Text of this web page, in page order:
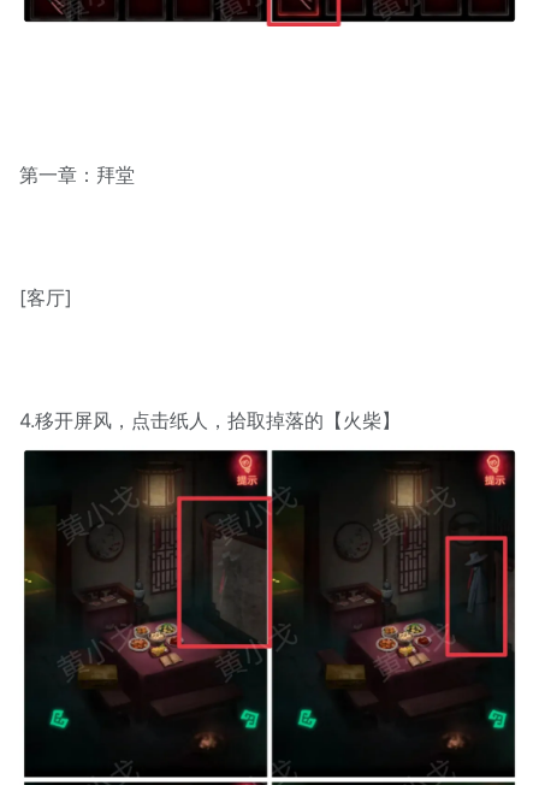
第一章：拜堂
[客厅]
4.移开屏风，点击纸人，拾取掉落的【火柴】